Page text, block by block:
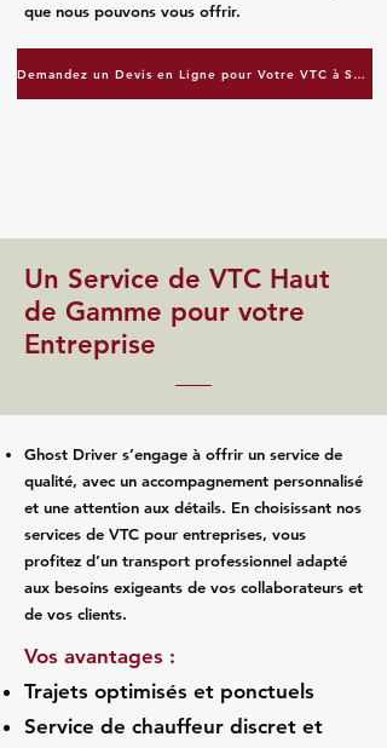
que nous pouvons vous offrir.
Demandez un Devis en Ligne pour Votre VTC à Strasbourg
Un Service de VTC Haut
de Gamme pour votre
Entreprise
Ghost Driver s’engage à offrir un service de
qualité, avec un accompagnement personnalisé
et une attention aux détails. En choisissant nos
services de VTC pour entreprises, vous
profitez d’un transport professionnel adapté
aux besoins exigeants de vos collaborateurs et
de vos clients.
Vos avantages :
Trajets optimisés et ponctuels
Service de chauffeur discret et